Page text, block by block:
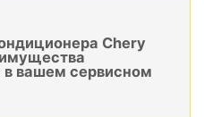
Chery
в вашем сервисном